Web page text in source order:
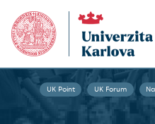
UK Point UK Forum